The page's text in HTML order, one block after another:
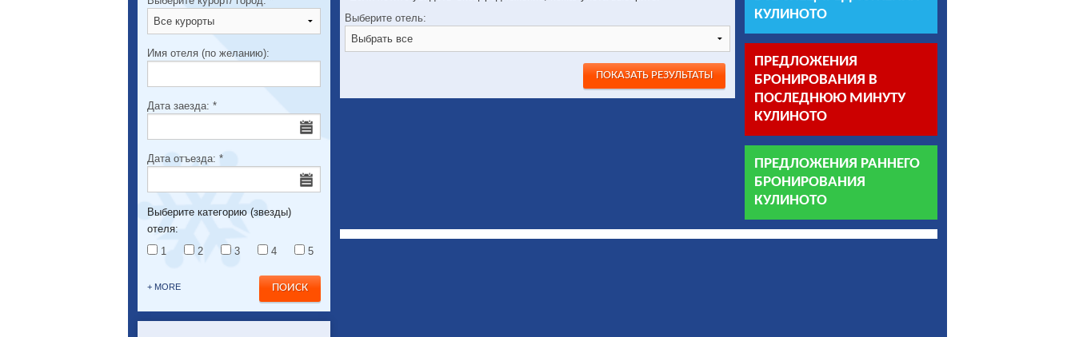
Выберите отель:
КУЛИНОТО
ПРЕДЛОЖЕНИЯ
БРОНИРОВАНИЯ В
ПОСЛЕДНЮЮ МИНУТУ
КУЛИНОТО
ПРЕДЛОЖЕНИЯ РАННЕГО
БРОНИРОВАНИЯ
КУЛИНОТО
Имя отеля (по желанию):
Дата заезда: *
Дата отъезда: *
Выберите категорию (звезды)
отеля:
1
2 3 4 5
+ MORE